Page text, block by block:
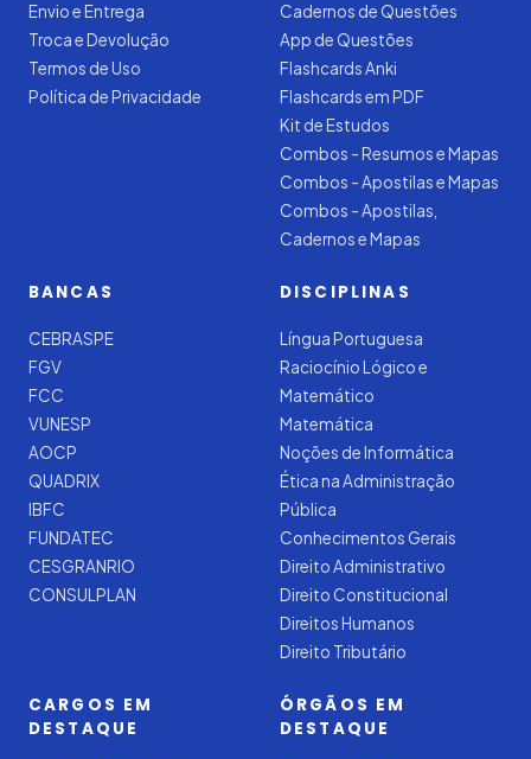
Envio e Entrega
Troca e Devolução
Termos de Uso
Política de Privacidade
Cadernos de Questões
App de Questões
Flashcards Anki
Flashcards em PDF
Kit de Estudos
Combos - Resumos e Mapas
Combos - Apostilas e Mapas
Combos - Apostilas,
Cadernos e Mapas
BANCAS
CEBRASPE
FGV
FCC
VUNESP
AOCP
QUADRIX
IBFC
FUNDATEC
CESGRANRIO
CONSULPLAN
DISCIPLINAS
Língua Portuguesa
Raciocínio Lógico e
Matemático
Matemática
Noções de Informática
Ética na Administração
Pública
Conhecimentos Gerais
Direito Administrativo
Direito Constitucional
Direitos Humanos
Direito Tributário
CARGOS EM
DESTAQUE
ÓRGÃOS EM
DESTAQUE